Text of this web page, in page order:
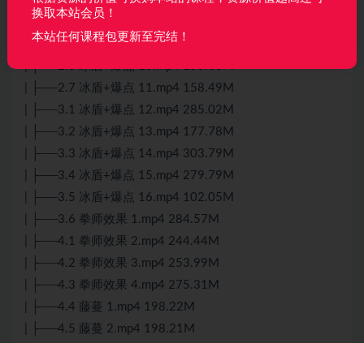
| ├──2.4 冰盾+爆点 8.mp4 127.17M
| ├──2.5 冰盾+爆点 9.mp4 181.20M
| ├──2.7 冰盾+爆点 11.mp4 158.49M
| ├──3.1 冰盾+爆点 12.mp4 285.02M
| ├──3.2 冰盾+爆点 13.mp4 177.78M
| ├──3.3 冰盾+爆点 14.mp4 303.79M
| ├──3.4 冰盾+爆点 15.mp4 279.79M
| ├──3.5 冰盾+爆点 16.mp4 102.05M
| ├──3.6 拳师效果 1.mp4 284.57M
| ├──4.1 拳师效果 2.mp4 244.44M
| ├──4.2 拳师效果 3.mp4 253.99M
| ├──4.3 拳师效果 4.mp4 275.31M
| ├──4.4 藤蔓 1.mp4 198.22M
| ├──4.5 藤蔓 2.mp4 198.21M
换取本站会员！
本站任何课程包更新至完结！